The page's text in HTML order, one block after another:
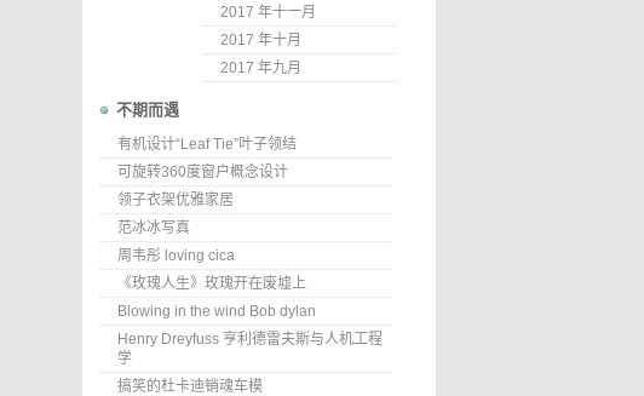
2017 年十一月
2017 年十月
2017 年九月
不期而遇
有机设计“Leaf Tie”叶子领结
可旋转360度窗户概念设计
领子衣架优雅家居
范冰冰写真
周韦彤 loving cica
《玫瑰人生》玫瑰开在废墟上
Blowing in the wind Bob dylan
Henry Dreyfuss 亨利德雷夫斯与人机工程
学
搞笑的杜卡迪销魂车模